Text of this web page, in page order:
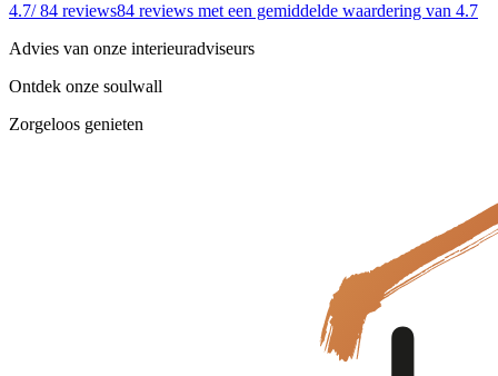
4.7/ 84 reviews84 reviews met een gemiddelde waardering van 4.7
Advies van onze interieuradviseurs
Ontdek onze soulwall
Zorgeloos genieten